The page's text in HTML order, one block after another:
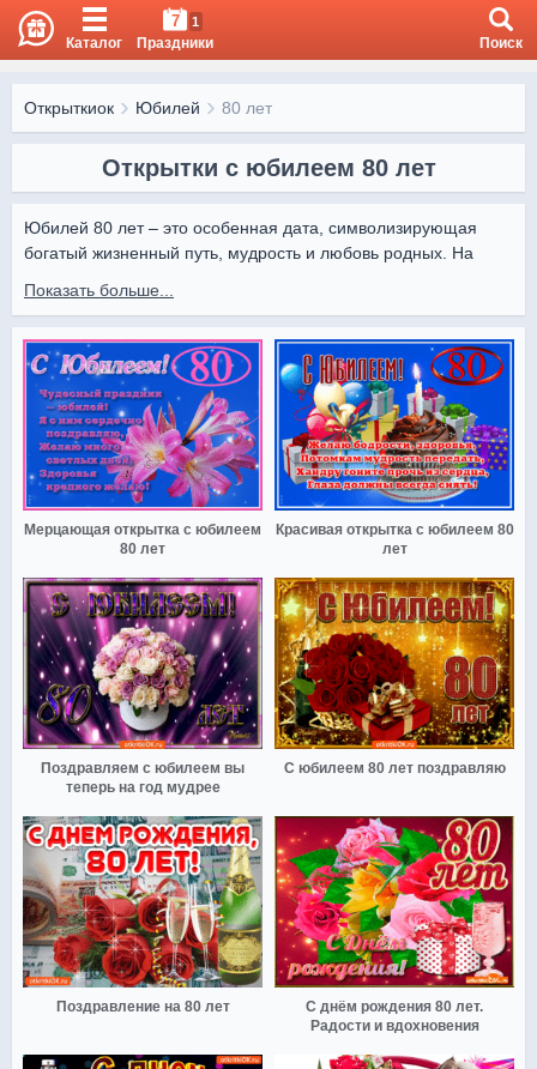
Каталог
7 1
Праздники Поиск
Открыткиок Юбилей 80 лет
Открытки с юбилеем 80 лет
Юбилей 80 лет – это особенная дата, символизирующая
богатый жизненный путь, мудрость и любовь родных. На
чтобы поздравить именинника красиво и сердечно.
Каждое изображение передает уважение и благодарность.
Коллекция открыток на OtkritkiOk.ru поможет выразить самые
искренние чувства и подарить радость в этот памятный день.
Показать больше...
Мерцающая открытка с юбилеем
80 лет
Красивая открытка с юбилеем 80
лет
Поздравляем с юбилеем вы
теперь на год мудрее
С юбилеем 80 лет поздравляю
Поздравление на 80 лет
С днём рождения 80 лет.
Радости и вдохновения